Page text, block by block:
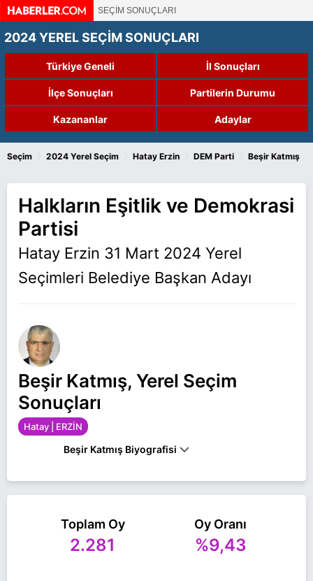
SEÇİM SONUÇLARI
2024 YEREL SEÇİM SONUÇLARI
Türkiye Geneli İl Sonuçları
İlçe Sonuçları Partilerin Durumu
Kazananlar Adaylar
Seçim 2024 Yerel Seçim Hatay Erzin DEM Parti Beşir Katmış
Halkların Eşitlik ve Demokrasi
Partisi
Hatay Erzin 31 Mart 2024 Yerel
Seçimleri Belediye Başkan Adayı
Beşir Katmış, Yerel Seçim
Sonuçları
Hatay | ERZİN
Beşir Katmış Biyografisi
YAPTI. KATMIŞ, EVLI VE 4 ÇOCUK BABASIDIR.
Beşir Katmış Hatay ERZİN belediye başkan adayı
olarak DEM Parti ile 31 Mart 2024 yerel
Toplam Oy
2.281
Oy Oranı
%9,43